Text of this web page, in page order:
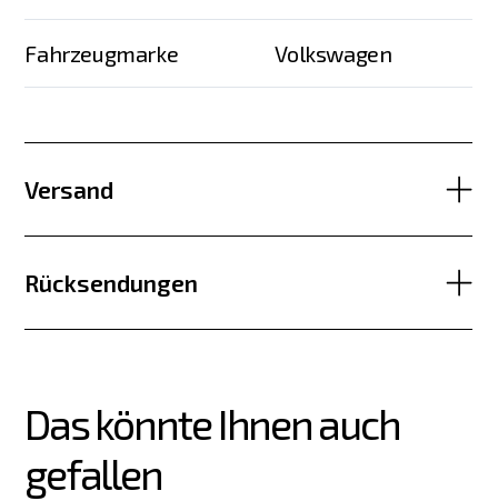
Fahrzeugmarke Volkswagen
Versand
Rücksendungen
Das könnte Ihnen auch
gefallen